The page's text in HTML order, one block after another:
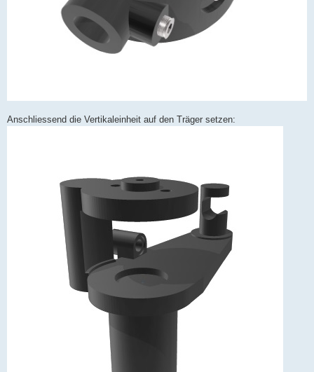
Anschliessend die Vertikaleinheit auf den Träger setzen: